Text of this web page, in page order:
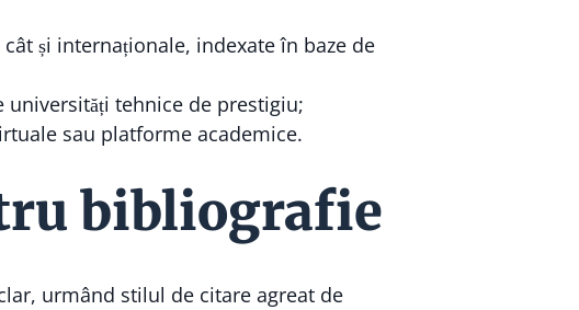
și internaționale, indexate în baze de
universități tehnice de prestigiu;
sau platforme academice.
bibliografie
urmând stilul de citare agreat de